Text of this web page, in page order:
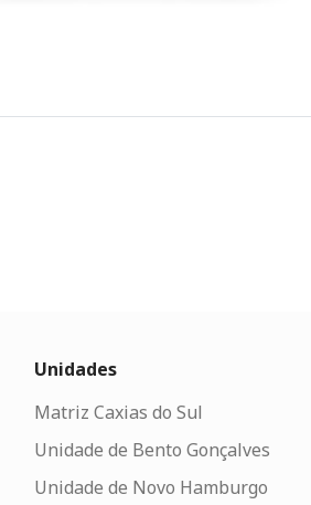
Unidades
Matriz Caxias do Sul
Unidade de Bento Gonçalves
Unidade de Novo Hamburgo